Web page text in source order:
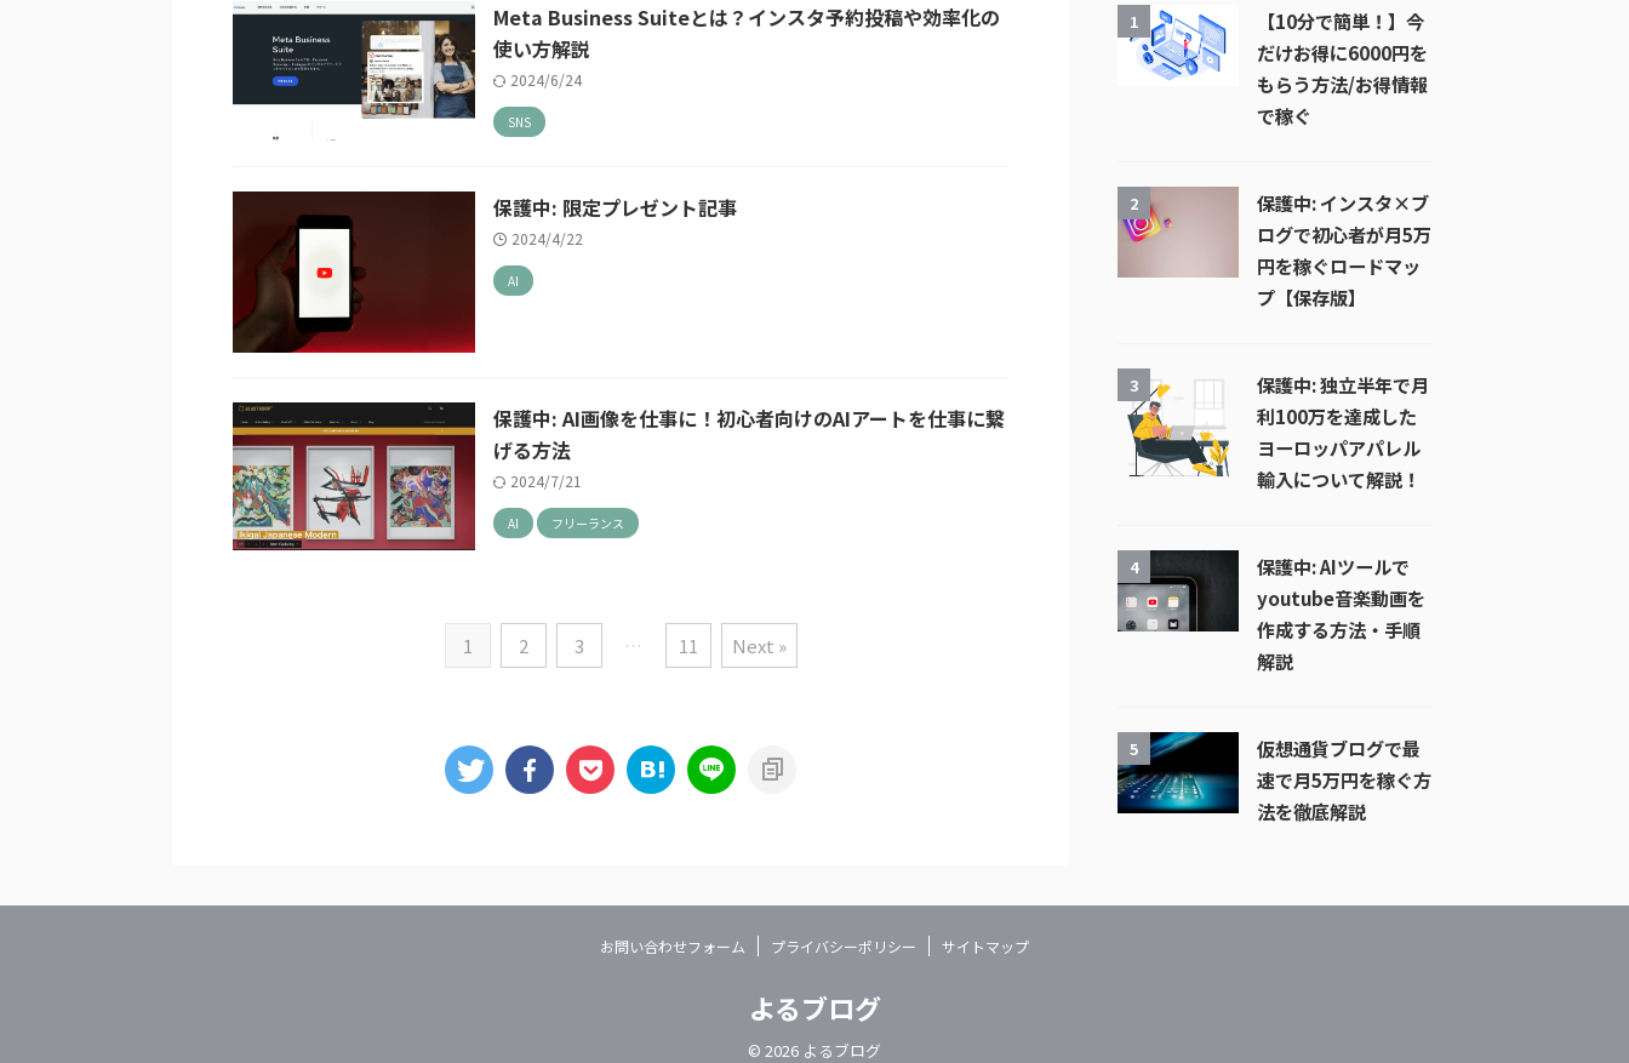
Meta Business Suiteとは？インスタ予約投稿や効率化の
使い方解説
2024/6/24
SNS
保護中: 限定プレゼント記事
2024/4/22
AI
保護中: AI画像を仕事に！初心者向けのAIアートを仕事に繋
げる方法
2024/7/21
AI フリーランス
1 2 3 … 11 Next »
1
【10分で簡単！】今
だけお得に6000円を
もらう方法/お得情報
で稼ぐ
2
保護中: インスタ×ブ
ログで初心者が月5万
円を稼ぐロードマッ
プ【保存版】
3
保護中: 独立半年で月
利100万を達成した
ヨーロッパアパレル
輸入について解説！
4
保護中: AIツールで
youtube音楽動画を
作成する方法・手順
解説
5
仮想通貨ブログで最
速で月5万円を稼ぐ方
法を徹底解説
お問い合わせフォーム プライバシーポリシー サイトマップ
よるブログ
© 2026 よるブログ